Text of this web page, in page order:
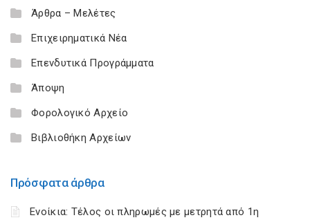
Άρθρα – Μελέτες
Επιχειρηματικά Νέα
Επενδυτικά Προγράμματα
Άποψη
Φορολογικό Αρχείο
Βιβλιοθήκη Αρχείων
Πρόσφατα άρθρα
Ενοίκια: Τέλος οι πληρωμές με μετρητά από 1η